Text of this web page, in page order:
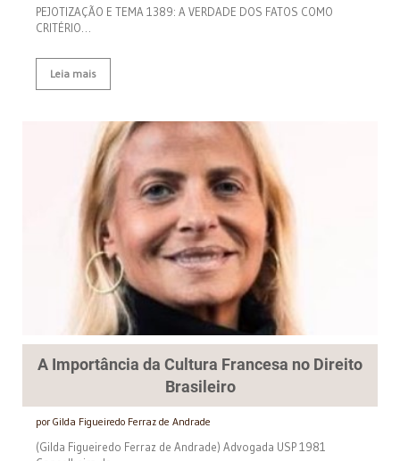
PEJOTIZAÇÃO E TEMA 1389: A VERDADE DOS FATOS COMO
CRITÉRIO…
Leia mais
A Importância da Cultura Francesa no Direito
Brasileiro
por Gilda Figueiredo Ferraz de Andrade
(Gilda Figueiredo Ferraz de Andrade) Advogada USP 1981